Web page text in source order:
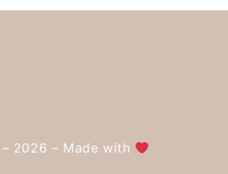
2026 – Made with